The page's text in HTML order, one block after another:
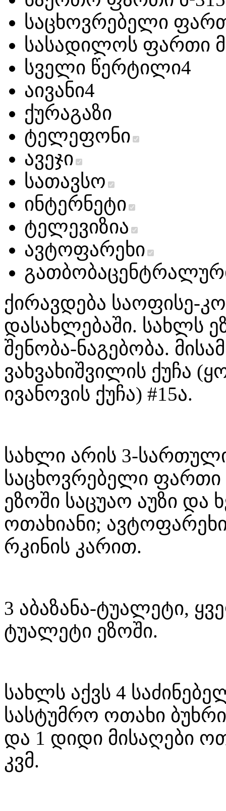
საცხოვრებელი
სასადილოს ფართი
სველი წერტილი4
აივანი4
ქურაგაზი
ტელეფონი
ავეჯი
სათავსო
ინტერნეტი
ტელევიზია
ავტოფარეხი
გათბობა
ქირავდება საოფისე-
დასახლებაში. სახლს
შენობა-ნაგებობა.
ვახვახიშვილის ქუჩა
ივანოვის ქუჩა) #15ა.
სახლი არის 3-
საცხოვრებელი ფართი
ეზოში საცუაო აუზი და
ოთახიანი;
რკინის კარით.
3 აბაზანა-ტუალეტი,
ტუალეტი ეზოში.
სახლს აქვს 4
სასტუმრო ოთახი
და 1 დიდი მისაღები
კვმ.